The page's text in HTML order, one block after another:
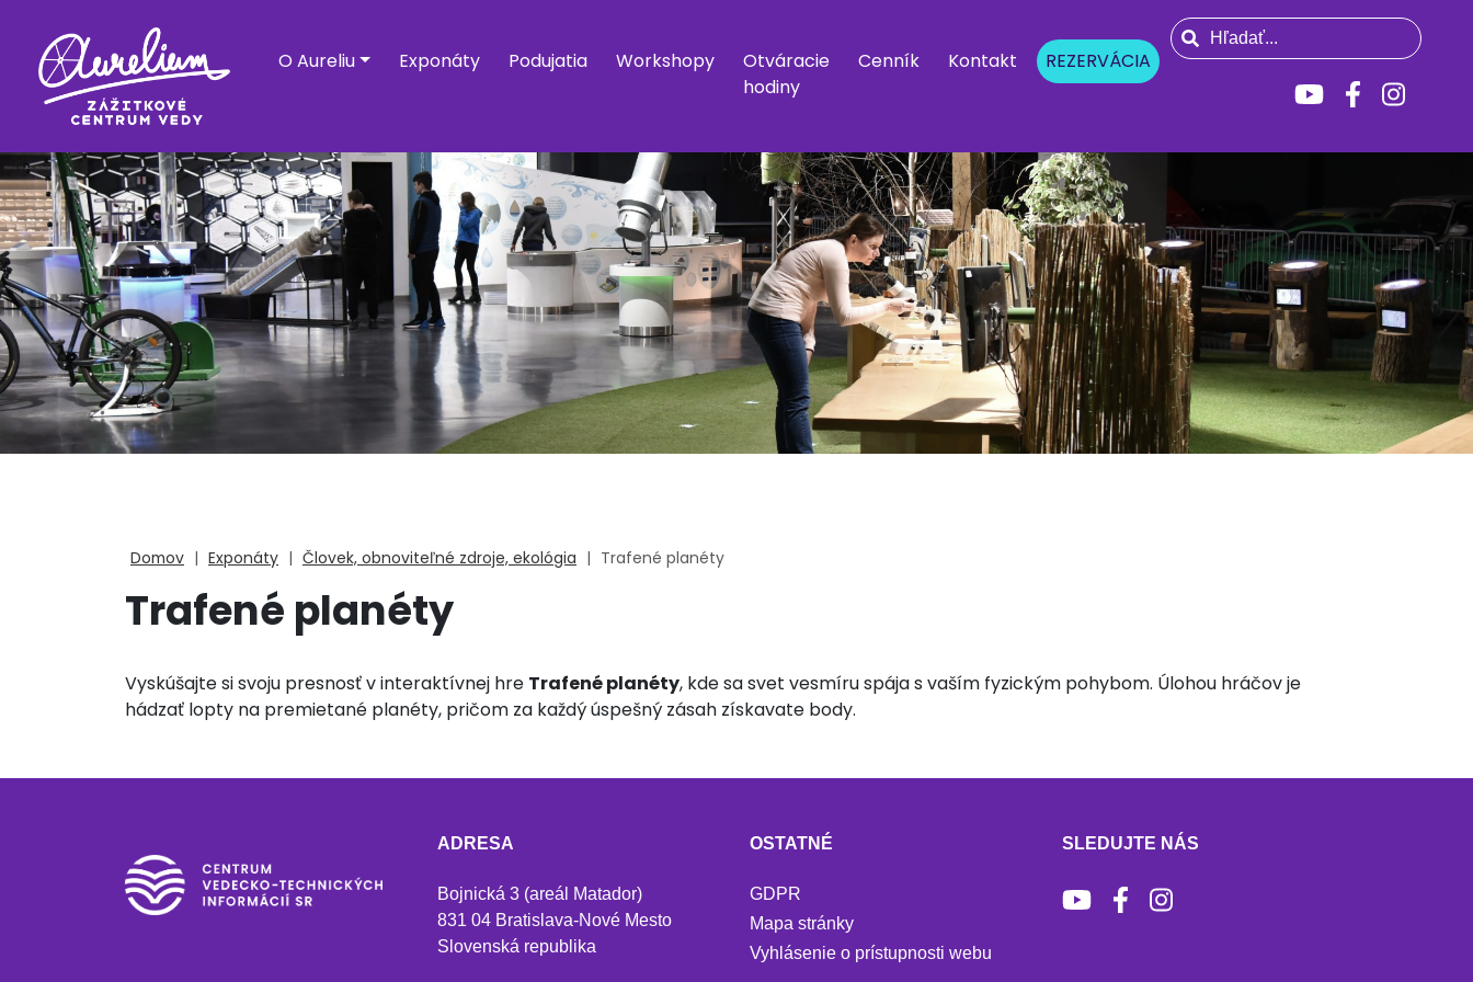
O Aureliu Exponáty Podujatia Workshopy
Otváracie
hodiny
Cenník Kontakt REZERVÁCIA
Domov | Exponáty | Človek, obnoviteľné zdroje, ekológia | Trafené planéty
Trafené planéty
Vyskúšajte si svoju presnosť v interaktívnej hre Trafené planéty, kde sa svet vesmíru spája s vaším fyzickým pohybom. Úlohou hráčov je
hádzať lopty na premietané planéty, pričom za každý úspešný zásah získavate body.
ADRESA
Bojnická 3 (areál Matador)
831 04 Bratislava-Nové Mesto
Slovenská republika
OSTATNÉ
GDPR
Mapa stránky
Vyhlásenie o prístupnosti webu
SLEDUJTE NÁS